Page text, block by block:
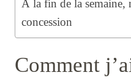
À la fin de la semaine,
concession
Comment